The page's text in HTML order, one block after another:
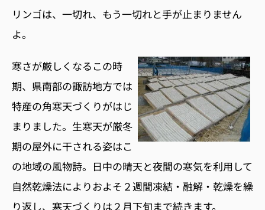
リンゴは、一切れ、もう一切れと手が止まりません
よ。
寒さが厳しくなるこの時
期、県南部の諏訪地方では
特産の角寒天づくりがはじ
まりました。生寒天が厳冬
期の屋外に干される姿はこ
の地域の風物詩。日中の晴天と夜間の寒気を利用して
自然乾燥法によりおよそ２週間凍結・融解・乾燥を繰
り返し、寒天づくりは２月下旬まで続きます。